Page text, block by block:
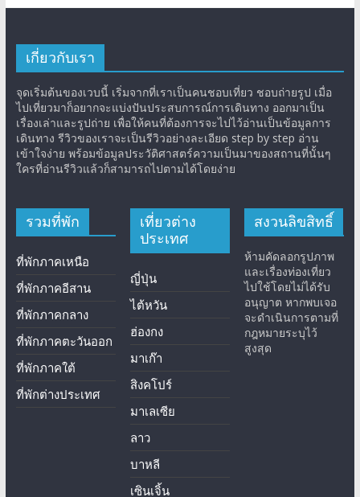
เกี่ยวกับเรา
จุดเริ่มต้นของเวบนี้ เริ่มจากที่เราเป็นคนชอบเที่ยว ชอบถ่ายรูป เมื่อ
ไปเที่ยวมาก็อยากจะแบ่งปันประสบการณ์การเดินทาง ออกมาเป็น
เรื่องเล่าและรูปถ่าย เพื่อให้คนที่ต้องการจะไปไว้อ่านเป็นข้อมูลการ
เดินทาง รีวิวของเราจะเป็นรีวิวอย่างละเอียด step by step อ่าน
เข้าใจง่าย พร้อมข้อมูลประวัติศาสตร์ความเป็นมาของสถานที่นั้นๆ
ใครที่อ่านรีวิวแล้วก็สามารถไปตามได้โดยง่าย
รวมที่พัก
ที่พักภาคเหนือ
ที่พักภาคอีสาน
ที่พักภาคกลาง
ที่พักภาคตะวันออก
ที่พักภาคใต้
ที่พักต่างประเทศ
เที่ยวต่าง
ประเทศ
ญี่ปุ่น
ไต้หวัน
ฮ่องกง
มาเก๊า
สิงคโปร์
มาเลเซีย
ลาว
บาหลี
เซินเจิ้น
สงวนลิขสิทธิ์
ห้ามคัดลอกรูปภาพ
และเรื่องท่องเที่ยว
ไปใช้โดยไม่ได้รับ
อนุญาต หากพบเจอ
จะดำเนินการตามที่
กฎหมายระบุไว้
สูงสุด